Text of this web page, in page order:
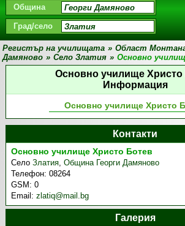
Община
Град/село
Регистър на училищата » Област
Дамяново » Село Златия » Основно
Основно училище Христо
Информация
Основно училище Христо
Контакти
Основно училище Христо Ботев
СелоЗлатия,Община Георги Дамяново
Телефон:08264
GSM:0
Email:zlatiq@mail.bg
Галерия